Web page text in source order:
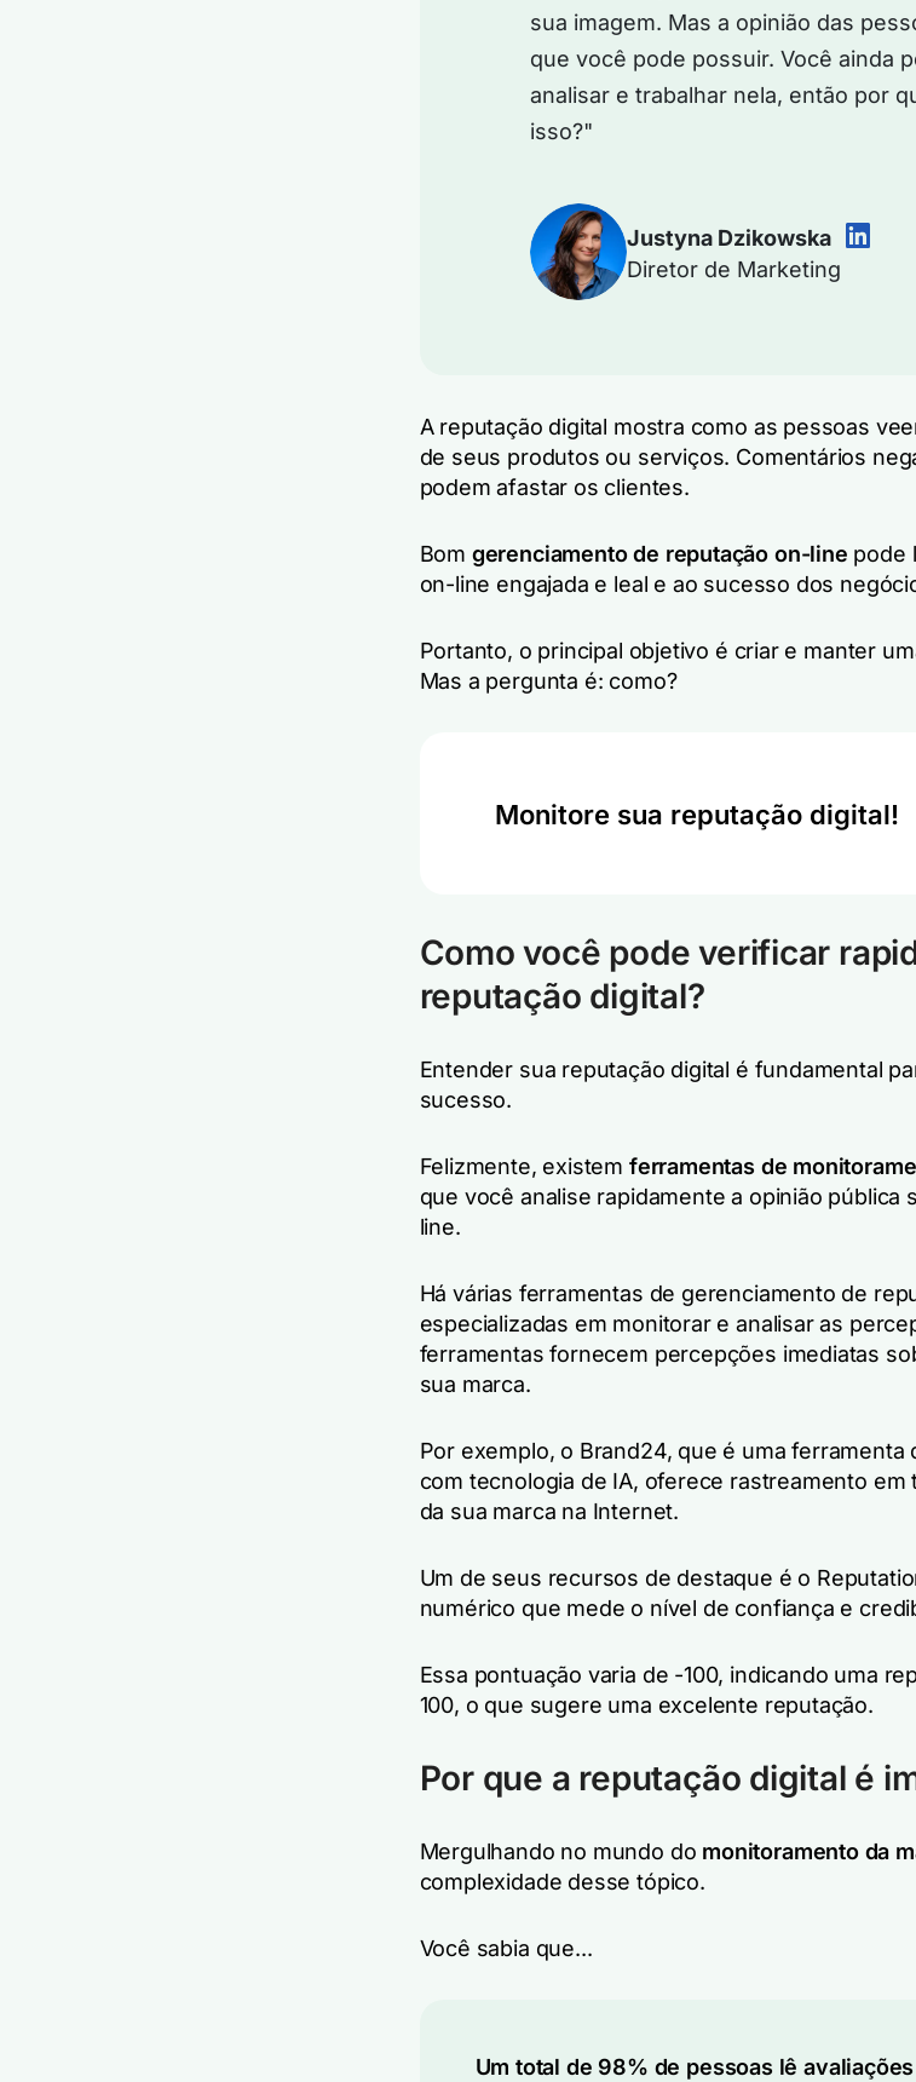
sua imagem. Mas a opinião das
que você pode possuir. Você ainda
analisar e trabalhar nela, então por
isso?"
Justyna Dzikowska
Diretor de Marketing
A reputação digital mostra como as pessoas
de seus produtos ou serviços. Comentários
podem afastar os clientes.
Bom gerenciamento de reputação on-line pode
on-line engajada e leal e ao sucesso dos
Portanto, o principal objetivo é criar e manter
Mas a pergunta é: como?
Monitore sua reputação digital!
Como você pode verificar
reputação digital?
Entender sua reputação digital é fundamental
sucesso.
Felizmente, existem ferramentas de
que você analise rapidamente a opinião pública
line.
Há várias ferramentas de gerenciamento de
especializadas em monitorar e analisar as
ferramentas fornecem percepções imediatas
sua marca.
Por exemplo, o Brand24, que é uma ferramenta
com tecnologia de IA, oferece rastreamento
da sua marca na Internet.
Um de seus recursos de destaque é o
numérico que mede o nível de confiança e
Essa pontuação varia de -100, indicando uma
100, o que sugere uma excelente reputação.
Por que a reputação digital é
Mergulhando no mundo do monitoramento da
complexidade desse tópico.
Você sabia que...
Um total de 98% de pessoas lê